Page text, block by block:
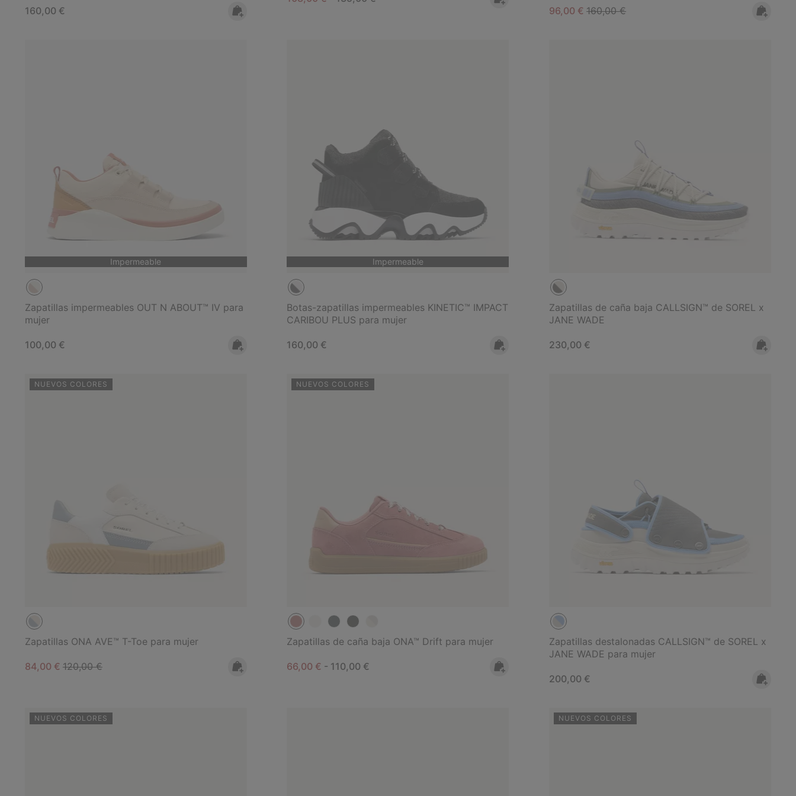
Regular price:
160,00 € Sale price:
96,00 €Regular price:
160,00 €
Impermeable
Zapatillas impermeables OUT N ABOUT™ IV para
mujer
Regular price:
100,00 €
Impermeable
Botas-zapatillas impermeables KINETIC™ IMPACT
CARIBOU PLUS para mujer
Regular price:
160,00 €
Zapatillas de caña baja CALLSIGN™ de SOREL x
JANE WADE
Regular price:
230,00 €
NUEVOS COLORES
Zapatillas ONA AVE™ T-Toe para mujer
Sale price:
84,00 € Regular price:
120,00 €
NUEVOS COLORES
Zapatillas de caña baja ONA™ Drift para mujer
Minimum sale price:
66,00 € - Maximum price:
110,00 €
Zapatillas destalonadas CALLSIGN™ de SOREL x
JANE WADE para mujer
Regular price:
200,00 €
NUEVOS COLORES NUEVOS COLORES